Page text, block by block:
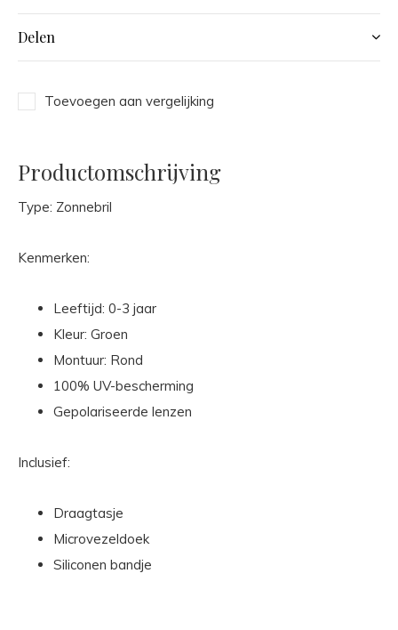
Delen
Toevoegen aan vergelijking
Productomschrijving
Type: Zonnebril
Kenmerken:
Leeftijd: 0-3 jaar
Kleur: Groen
Montuur: Rond
100% UV-bescherming
Gepolariseerde lenzen
Inclusief:
Draagtasje
Microvezeldoek
Siliconen bandje